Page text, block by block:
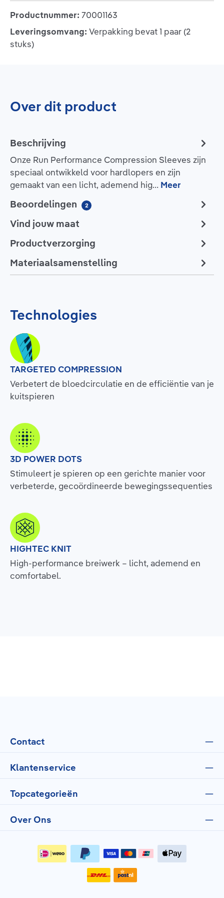
Productnummer: 70001163
Leveringsomvang: Verpakking bevat 1 paar (2
stuks)
Over dit product
Beschrijving
Onze Run Performance Compression Sleeves zijn
speciaal ontwikkeld voor hardlopers en zijn
gemaakt van een licht, ademend hig… Meer
Beoordelingen 2
Vind jouw maat
Productverzorging
Materiaalsamenstelling
Technologies
TARGETED COMPRESSION
Verbetert de bloedcirculatie en de efficiëntie van je
kuitspieren
3D POWER DOTS
Stimuleert je spieren op een gerichte manier voor
verbeterde, gecoördineerde bewegingssequenties
HIGHTEC KNIT
High-performance breiwerk – licht, ademend en
comfortabel.
Contact
Klantenservice
Topcategorieën
Over Ons